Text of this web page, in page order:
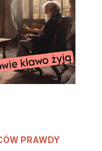
PRAWDY